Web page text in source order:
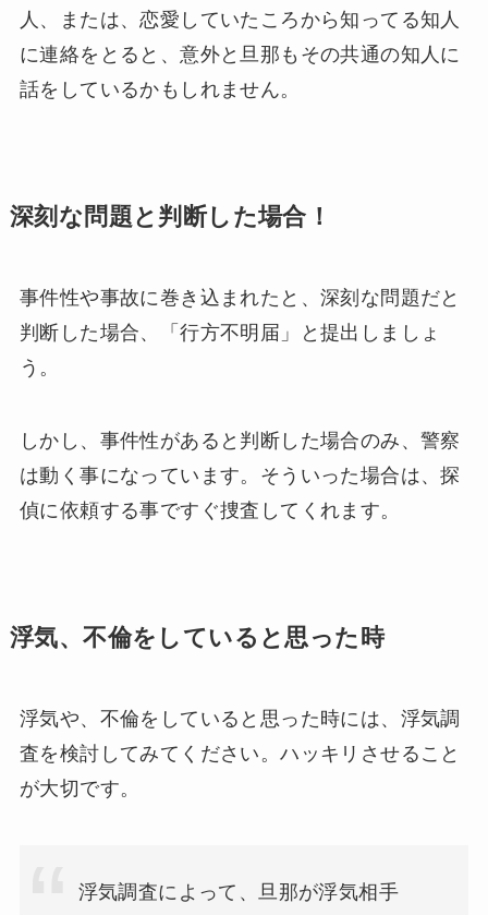
人、または、恋愛していたころから知ってる知人
に連絡をとると、意外と旦那もその共通の知人に
話をしているかもしれません。
深刻な問題と判断した場合！
事件性や事故に巻き込まれたと、深刻な問題だと
判断した場合、「行方不明届」と提出しましょ
う。
しかし、事件性があると判断した場合のみ、警察
は動く事になっています。そういった場合は、探
偵に依頼する事ですぐ捜査してくれます。
浮気、不倫をしていると思った時
浮気や、不倫をしていると思った時には、浮気調
査を検討してみてください。ハッキリさせること
が大切です。
浮気調査によって、旦那が浮気相手